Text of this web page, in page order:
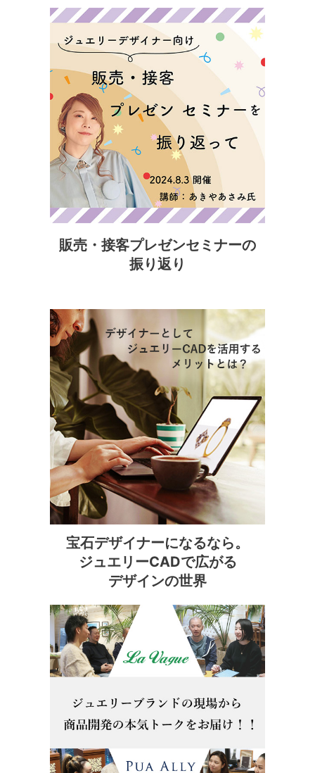
販売・接客プレゼンセミナーの
振り返り
宝石デザイナーになるなら。
ジュエリーCADで広がる
デザインの世界